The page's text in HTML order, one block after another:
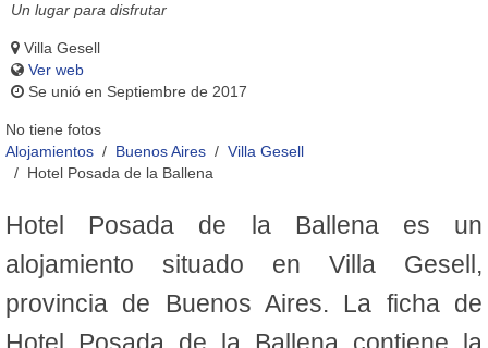
Un lugar para disfrutar
Villa Gesell
Ver web
Se unió en Septiembre de 2017
No tiene fotos
Alojamientos
Buenos Aires
Villa Gesell
Hotel Posada de la Ballena
Hotel Posada de la Ballena es un
alojamiento situado en Villa Gesell,
provincia de Buenos Aires. La ficha de